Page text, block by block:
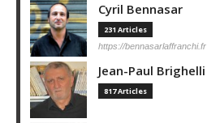
Cyril Bennasar
231 Articles
https://bennasarlaffranchi.fr
Jean-Paul Brighelli
817 Articles